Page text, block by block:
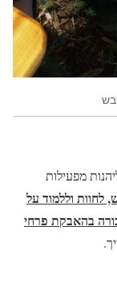
מפעילות
לחוות וללמוד על
בהאבקת פרחי